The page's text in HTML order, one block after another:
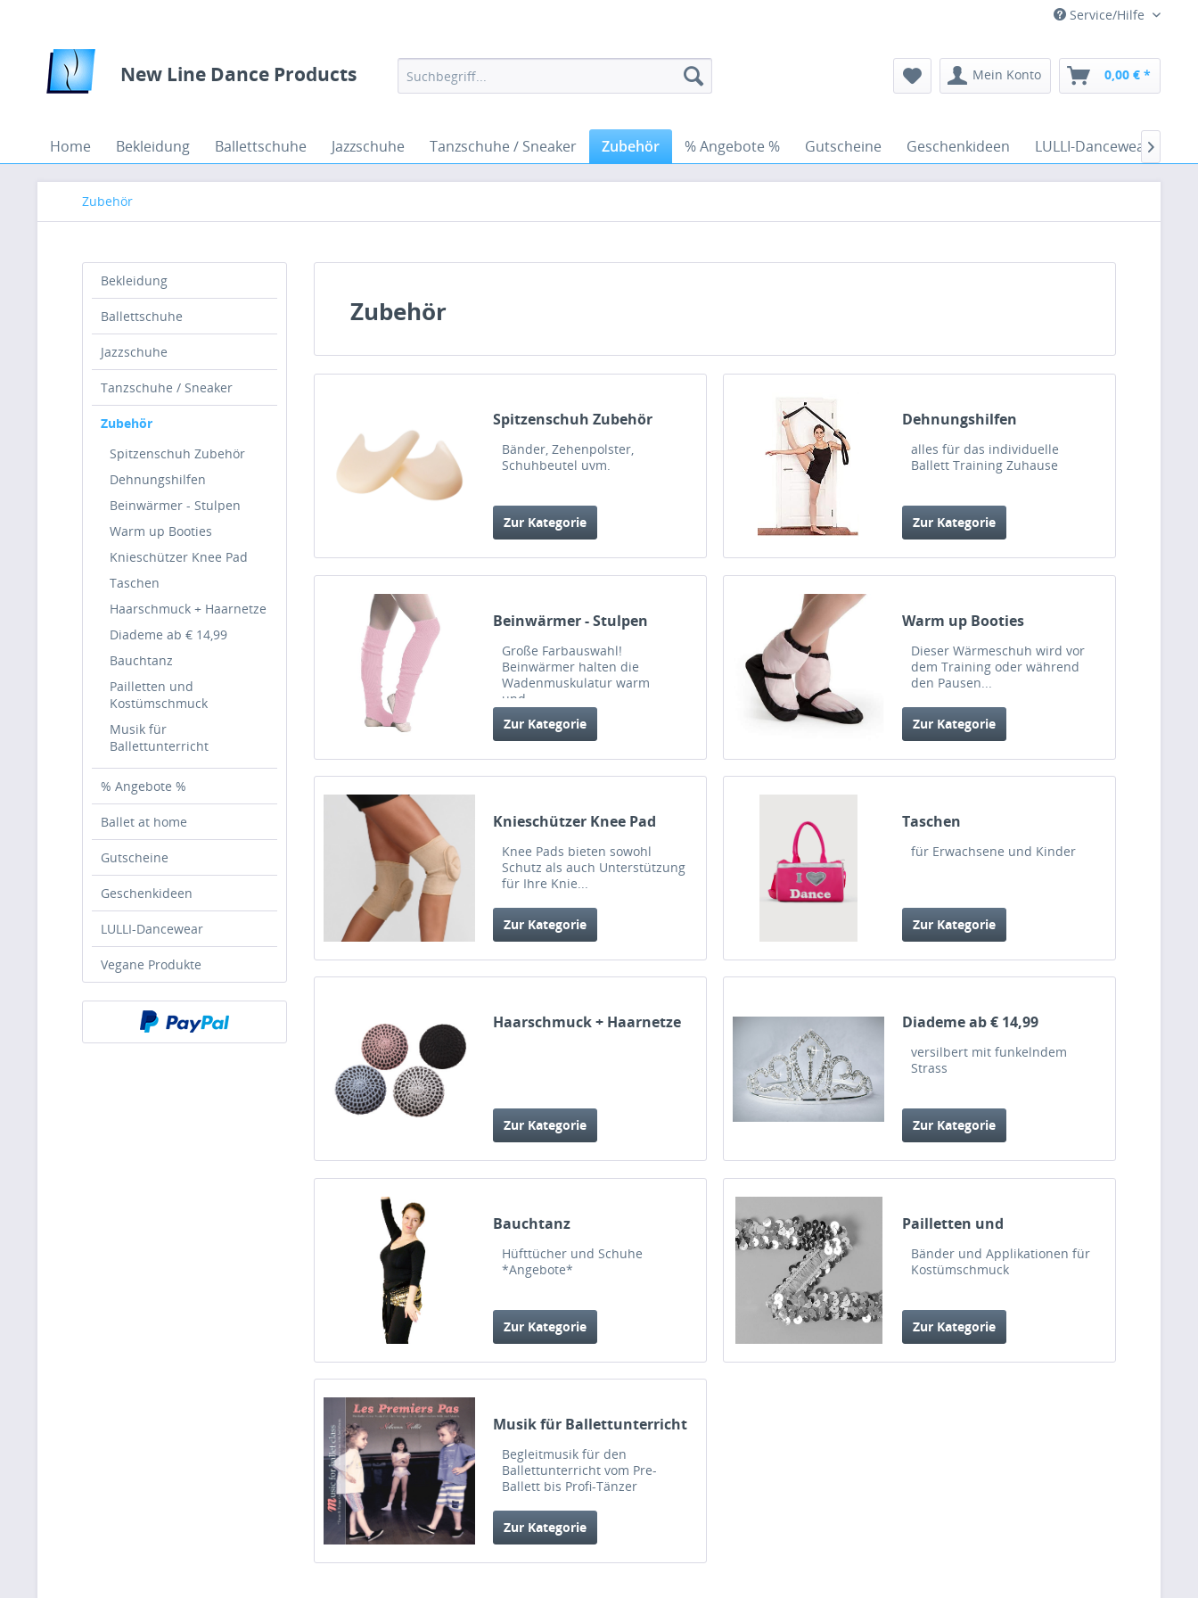
Service/Hilfe
New Line Dance Products Mein Konto 0,00 € *
Home Bekleidung Ballettschuhe Jazzschuhe Tanzschuhe / Sneaker Zubehör % Angebote % Gutscheine Geschenkideen LULLI-Dancewear
Zubehör
Bekleidung
Ballettschuhe
Jazzschuhe
Tanzschuhe / Sneaker
Zubehör
Spitzenschuh Zubehör
Dehnungshilfen
Beinwärmer - Stulpen
Warm up Booties
Knieschützer Knee Pad
Taschen
Haarschmuck + Haarnetze
Diademe ab € 14,99
Bauchtanz
Pailletten und
Kostümschmuck
Musik für
Ballettunterricht
% Angebote %
Ballet at home
Gutscheine
Geschenkideen
LULLI-Dancewear
Vegane Produkte
Zubehör
Spitzenschuh Zubehör
Bänder, Zehenpolster,
Schuhbeutel uvm.
Zur Kategorie
Dehnungshilfen
alles für das individuelle
Ballett Training Zuhause
Zur Kategorie
Beinwärmer - Stulpen
Große Farbauswahl!
Beinwärmer halten die
Wadenmuskulatur warm
und...
Zur Kategorie
Warm up Booties
Dieser Wärmeschuh wird vor
dem Training oder während
den Pausen...
Zur Kategorie
Knieschützer Knee Pad
Knee Pads bieten sowohl
Schutz als auch Unterstützung
für Ihre Knie...
Zur Kategorie
Taschen
für Erwachsene und Kinder
Zur Kategorie
Haarschmuck + Haarnetze
Zur Kategorie
Diademe ab € 14,99
versilbert mit funkelndem
Strass
Zur Kategorie
Bauchtanz
Hüfttücher und Schuhe
*Angebote*
Zur Kategorie
Pailletten und
Bänder und Applikationen für
Kostümschmuck
Zur Kategorie
Musik für Ballettunterricht
Begleitmusik für den
Ballettunterricht vom Pre-
Ballett bis Profi-Tänzer
Zur Kategorie